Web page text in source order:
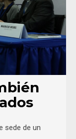
sede de un